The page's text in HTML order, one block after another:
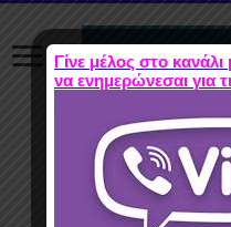
Γίνε μέλος στο
να ενημερώνεσαι για